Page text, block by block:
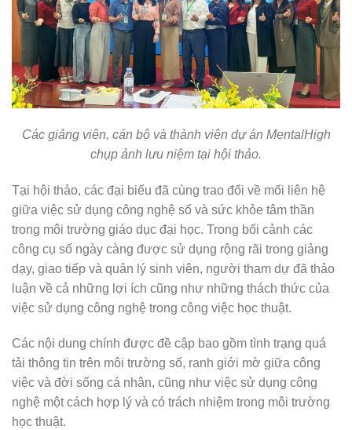
Các giảng viên, cán bộ và thành viên dự án MentalHigh
chụp ảnh lưu niệm tại hội thảo.
Tại hội thảo, các đại biểu đã cùng trao đổi về mối liên hệ
giữa việc sử dụng công nghệ số và sức khỏe tâm thần
trong môi trường giáo dục đại học. Trong bối cảnh các
công cụ số ngày càng được sử dụng rộng rãi trong giảng
dạy, giao tiếp và quản lý sinh viên, người tham dự đã thảo
luận về cả những lợi ích cũng như những thách thức của
việc sử dụng công nghệ trong công việc học thuật.
Các nội dung chính được đề cập bao gồm tình trạng quá
tải thông tin trên môi trường số, ranh giới mờ giữa công
việc và đời sống cá nhân, cũng như việc sử dụng công
nghệ một cách hợp lý và có trách nhiệm trong môi trường
học thuật.